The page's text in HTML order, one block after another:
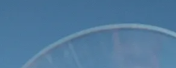
Our Brands